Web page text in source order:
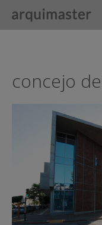
concejo